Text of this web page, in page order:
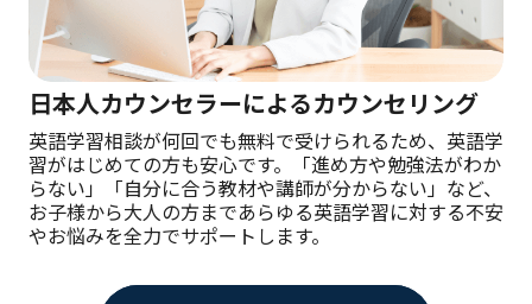
日本人カウンセラーによるカウンセリング
英語学習相談が何回でも無料で受けられるため、英語学
習がはじめての方も安心です。「進め方や勉強法がわか
らない」「自分に合う教材や講師が分からない」など、
お子様から大人の方まであらゆる英語学習に対する不安
やお悩みを全力でサポートします。